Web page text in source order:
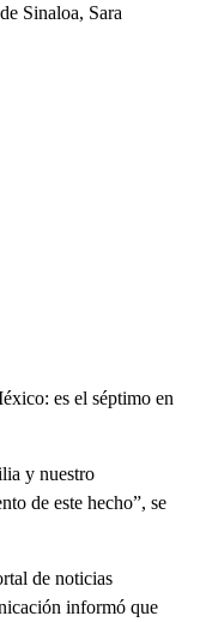
Sinaloa, Sara
es el séptimo en
y nuestro
de este hecho”, se
de noticias
informó que